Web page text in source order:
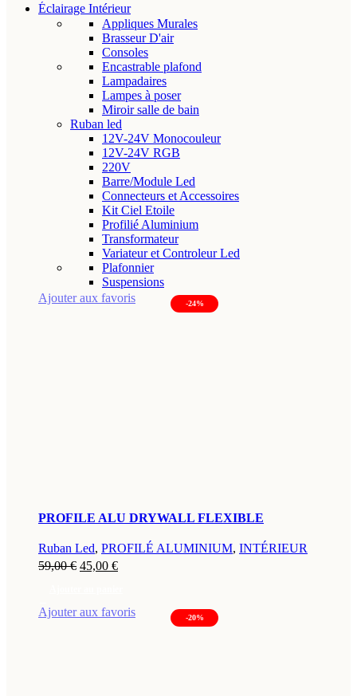
Ce
produit
plusieurs
peuvent
Éclairage Intérieur
Appliques Murales
Brasseur D'air
Consoles
Encastrable plafond
Lampadaires
Lampes à poser
Miroir salle de bain
Ruban led
12V-24V Monocouleur
12V-24V RGB
220V
Barre/Module Led
Connecteurs et Accessoires
Kit Ciel Etoile
Profilié Aluminium
Transformateur
Variateur et Controleur Led
Plafonnier
Suspensions
-24%
Ajouter aux favoris
PROFILE ALU DRYWALL FLEXIBLE
Ruban Led, PROFILÉ ALUMINIUM, INTÉRIEUR
59,00€ Le
était :
45,00 €Le
est :
-20%
Ajouter aux favoris